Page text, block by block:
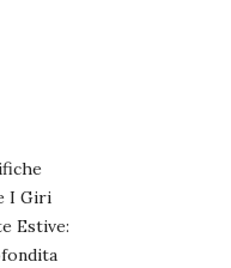
I Giri
Estive: